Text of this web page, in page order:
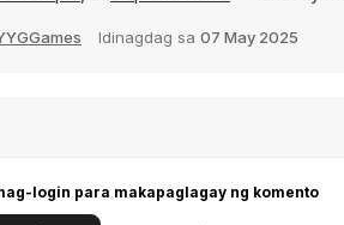
Idinagdag sa 07 May 2025
login para makapaglagay ng komento